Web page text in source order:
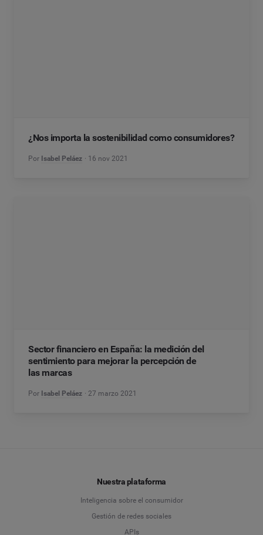
¿Nos importa la sostenibilidad como consumidores?
Por Isabel Peláez 16 nov 2021
Sector financiero en España: la medición del
sentimiento para mejorar la percepción de
las marcas
Por Isabel Peláez 27 marzo 2021
Nuestra plataforma
Inteligencia sobre el consumidor
Gestión de redes sociales
APIs